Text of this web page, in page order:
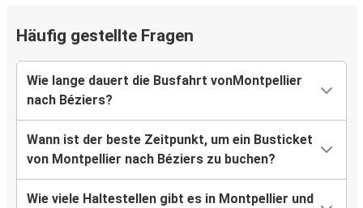
Häufig gestellte Fragen
Wie lange dauert die Busfahrt vonMontpellier
nach Béziers?
Wann ist der beste Zeitpunkt, um ein Busticket
von Montpellier nach Béziers zu buchen?
Wie viele Haltestellen gibt es in Montpellier und